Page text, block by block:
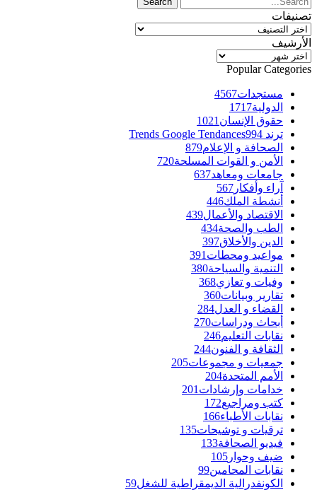
تصنيفات
تصنيفات
الأرشيف
الأرشيف
Popular Categories
مستجدات4567
الدولية1717
حقوق الإنسان 1021
ترند Trends Google Tendances 994
الصحافة و الإعلام879
الأمن و القوات المسلحة720
جامعات ومعاهد637
آراء وأفكار 567
أنشطة الملك446
الاقتصاد والأعمال439
الطب والصحة434
الدين والأخلاق397
مواعيد ومحطات 391
التنمية والسياحة380
وفيات و تعازي368
تقارير وبيانات360
القضاء و العدل284
أبحاث ودراسات270
نقابات التعليم246
الثقافة و الفنون244
جمعيات و مجموعات205
الأمم المتحدة204
خدامات وإرشادات 201
كتب ومراجيع172
نقابات الأطباء166
ترقيات و توشيحات135
فيديو الصحافة133
ضيف وحوار 105
نقابات المحامين99
الكونفدرالية الديمقراطية للشغل59